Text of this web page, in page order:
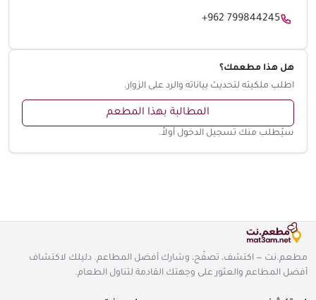
+962 799844245
هل هذا مطعمك؟
اطلب ملكيته لتحديث بياناته والرد على الزوار.
المطالبة بهذا المطعم
سيُطلب منك تسجيل الدخول أولاً.
مطعم.نت — اكتشف، تصفّح، وشارك أفضل المطاعم. دليلك لاكتشاف
أفضل المطاعم والعثور على وجهتك القادمة لتناول الطعام.